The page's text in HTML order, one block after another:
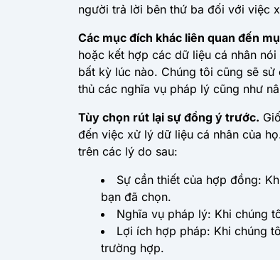
người trả lời bên thứ ba đối với việc
Các mục đích khác liên quan đến
hoặc kết hợp các dữ liệu cá nhân
bất kỳ lúc nào. Chúng tôi cũng sẽ
thủ các nghĩa vụ pháp lý cũng như
Tùy chọn rút lại sự đồng ý trước.
đến việc xử lý dữ liệu cá nhân của
trên các lý do sau:
Sự cần thiết của hợp đồng:
bạn đã chọn.
Nghĩa vụ pháp lý: Khi chúng
Lợi ích hợp pháp: Khi chúng
trường hợp.